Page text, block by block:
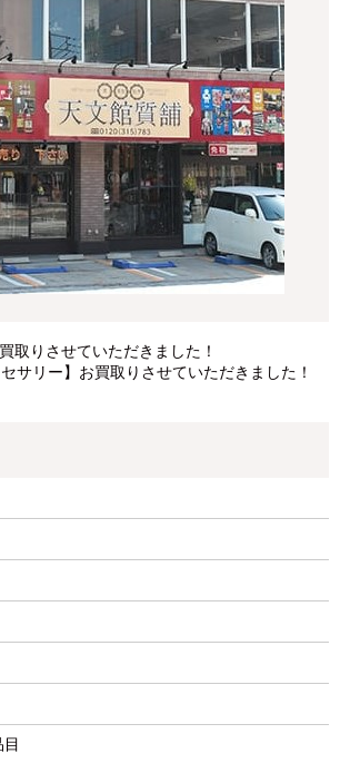
取りさせていただきました！
セサリー】お買取りさせていただきました！